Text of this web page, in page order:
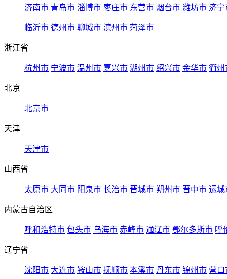
济南市 青岛市 淄博市 枣庄市 东营市 烟台市 潍坊市 济宁
临沂市 德州市 聊城市 滨州市 菏泽市
浙江省
杭州市 宁波市 温州市 嘉兴市 湖州市 绍兴市 金华市 衢州
北京
北京市
天津
天津市
山西省
太原市 大同市 阳泉市 长治市 晋城市 朔州市 晋中市 运城
内蒙古自治区
呼和浩特市 包头市 乌海市 赤峰市 通辽市 鄂尔多斯市 呼
辽宁省
沈阳市 大连市 鞍山市 抚顺市 本溪市 丹东市 锦州市 营口